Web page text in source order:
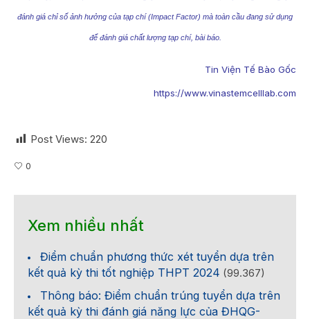
đánh giá chỉ số ảnh hưởng của tạp chí (Impact Factor) mà toàn cầu đang sử dụng
để đánh giá chất lượng tạp chí, bài báo.
Tin Viện Tế Bào Gốc
https://www.vinastemcelllab.com
Post Views: 220
0
Xem nhiều nhất
Điểm chuẩn phương thức xét tuyển dựa trên
kết quả kỳ thi tốt nghiệp THPT 2024 (99.367)
Thông báo: Điểm chuẩn trúng tuyển dựa trên
kết quả kỳ thi đánh giá năng lực của ĐHQG-